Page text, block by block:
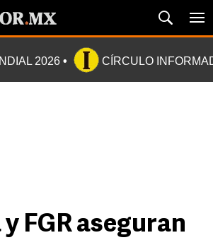
2026 CÍRCULO
FGR aseguran